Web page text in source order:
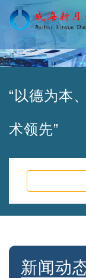
“以德为本
术领先”
新闻动